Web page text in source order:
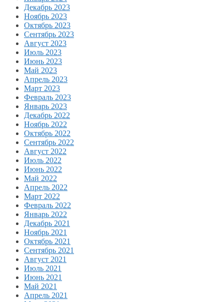
Декабрь 2023
Ноябрь 2023
Октябрь 2023
Сентябрь 2023
Август 2023
Июль 2023
Июнь 2023
Май 2023
Апрель 2023
Март 2023
Февраль 2023
Январь 2023
Декабрь 2022
Ноябрь 2022
Октябрь 2022
Сентябрь 2022
Август 2022
Июль 2022
Июнь 2022
Май 2022
Апрель 2022
Март 2022
Февраль 2022
Январь 2022
Декабрь 2021
Ноябрь 2021
Октябрь 2021
Сентябрь 2021
Август 2021
Июль 2021
Июнь 2021
Май 2021
Апрель 2021